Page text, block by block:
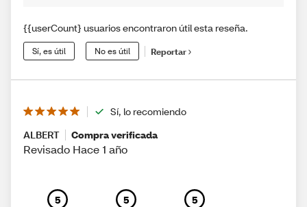
{{userCount} usuarios encontraron útil esta reseña.
Sí, es útil No es útil Reportar
Sí, lo recomiendo
ALBERT
Compra verificada
Revisado Hace 1 año
5 5 5